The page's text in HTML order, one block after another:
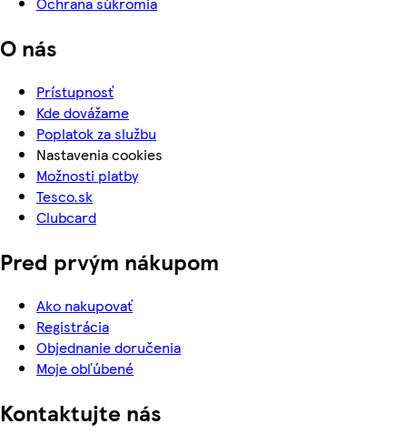
O nás
Prístupnosť
Kde dovážame
Poplatok za službu
Nastavenia cookies
Možnosti platby
Tesco.sk
Clubcard
Pred prvým nákupom
Ako nakupovať
Registrácia
Objednanie doručenia
Moje obľúbené
Kontaktujte nás